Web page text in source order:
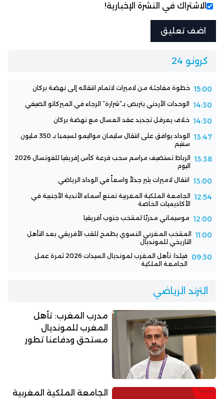
الاشتراك في النشرة الإخبارية!
كرونو 24
15:00 خطوة مفاجئة من لاميرات لاتمام انتقاله إلى نهضة بركان
14:30 الوحدات الأردني يتربص بـ”شرارة” الرجاء في الميركاتو الصيفي
14:30 خلاف يعرقل تجديد عقد العسال مع نهضة بركان
13:47
الوداد يوافق على انتقال سليمان مواليمو لسيمبا بـ 350 مليون
سنتيم
13:38
الرباط تستضيف مراسم سحب قرعة كأس إفريقيا للفوتسال 2026
اليوم
13:00 انتقال لاميرات يثير جدلاً واسعاً في الوداد الرياضي
12:54
الجامعة الملكية المغربية تمنع أسماء الأندية الأجنبية في
الأكاديميات الخاصة
12:00 موسيماني مدربًا لمنتخب جنوب أفريقيا
11:00
المنتخب المغربي النسوي يطمح للقب الأفريقي بعد التأهل
التاريخي للمونديال
09:30
فيلدا: تأهل المغرب لمونديال السيدات 2026 ثمرة عمل
الجامعة الملكية
الترند الرياضي
مدرب المغرب: تأهل
المغرب للمونديال
مستحق ودفاعنا تطور
الجامعة الملكية المغربية